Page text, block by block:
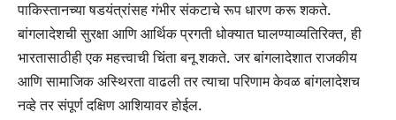
पाकिस्तानच्या षडयंत्रांसह गंभीर संकटाचे रूप धारण करू शकते.
बांगलादेशची सुरक्षा आणि आर्थिक प्रगती धोक्यात घालण्याव्यतिरिक्त, ही
भारतासाठीही एक महत्त्वाची चिंता बनू शकते. जर बांगलादेशात राजकीय
आणि सामाजिक अस्थिरता वाढली तर त्याचा परिणाम केवळ बांगलादेशच
नव्हे तर संपूर्ण दक्षिण आशियावर होईल.